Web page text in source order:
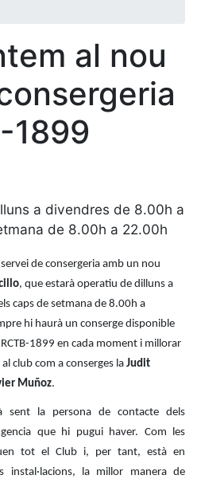
al nou
1899
a divendres de 8.00h a
de 8.00h a 22.00h
de consergeria amb un nou
, que estarà operatiu de dilluns a
caps de setmana de 8.00h a
hi haurà un conserge disponible
1899 en cada moment i millorar
club com a conserges la Judit
Muñoz.
sent la persona de contacte dels
que hi pugui haver. Com les
tot el Club i, per tant, està en
instal·lacions, la millor manera de